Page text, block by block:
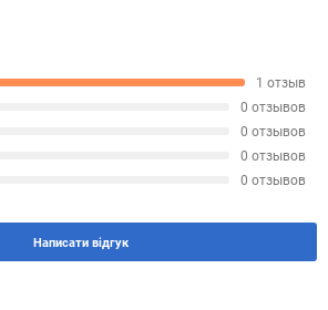
1 отзыв
0 отзывов
0 отзывов
0 отзывов
0 отзывов
Написати відгук